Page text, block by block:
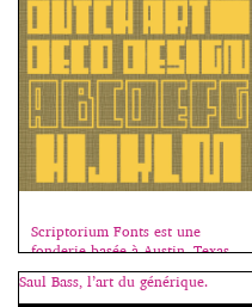
précise qu’il utilise pour définir
son métier, […]
Scriptorium Fonts est une
fonderie basée à Austin, Texas,
fondée en 1992 par le designer
de jeu, éditeur et historien Dave
Saul Bass, l’art du générique.